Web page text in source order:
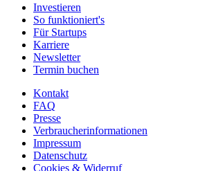
Investieren
So funktioniert's
Für Startups
Karriere
Newsletter
Termin buchen
Kontakt
FAQ
Presse
Verbraucherinformationen
Impressum
Datenschutz
Cookies & Widerruf